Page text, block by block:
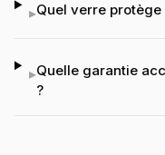
▸Quel verre protège
▸Quelle garantie
?